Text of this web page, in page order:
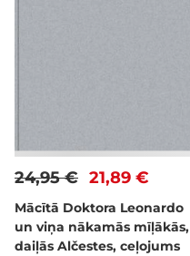
21,89 €
24,95 €
Mācītā Doktora Leonardo
un viņa nākamās mīļākās,
daiļās Alčestes, ceļojums